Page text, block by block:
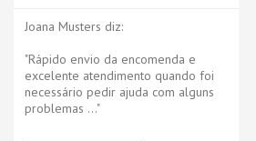
Joana Musters diz:
"Rápido envio da encomenda e
excelente atendimento quando foi
necessário pedir ajuda com alguns
problemas ..."